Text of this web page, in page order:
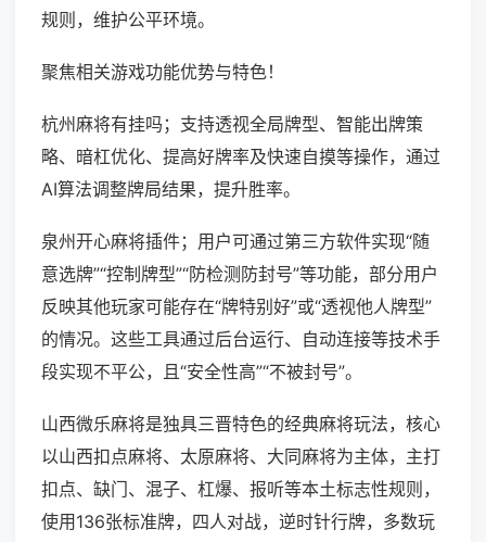
规则，维护公平环境。
聚焦相关游戏功能优势与特色！
杭州麻将有挂吗；支持透视全局牌型、智能出牌策
略、暗杠优化、提高好牌率及快速自摸等操作，通过
AI算法调整牌局结果，提升胜率。
泉州开心麻将插件；用户可通过第三方软件实现“随
意选牌”“控制牌型”“防检测防封号”等功能，部分用户
反映其他玩家可能存在“牌特别好”或“透视他人牌型”
的情况。这些工具通过后台运行、自动连接等技术手
段实现不平公，且“安全性高”“不被封号”。
山西微乐麻将是独具三晋特色的经典麻将玩法，核心
以山西扣点麻将、太原麻将、大同麻将为主体，主打
扣点、缺门、混子、杠爆、报听等本土标志性规则，
使用136张标准牌，四人对战，逆时针行牌，多数玩